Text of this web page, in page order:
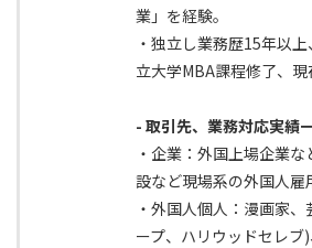
業」を経験。
・独立し業務歴15年以
立大学MBA課程修了、現
- 取引先、業務対応実績
・企業：外国上場企業
設など現場系の外国人雇
・外国人個人：漫画家
ープ、ハリウッドセレ